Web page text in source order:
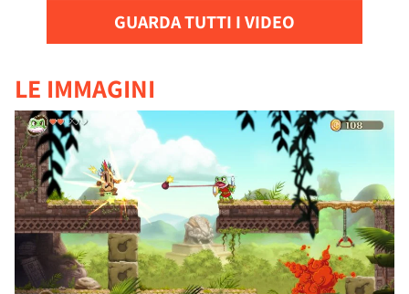
GUARDA TUTTI I VIDEO
LE IMMAGINI